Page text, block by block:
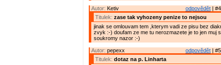
odpovědět |
Autor: Ketiv
Titulek: zase tak vyhozeny penize to nejsou
jinak se omlouvam tem ,kterym vadi ze pisu bez
zvyk :-) doufam ze me tu nerozmazete je to jen muj
soukromy nazor :-)
odpovědět |
Autor: pepexx
Titulek: dotaz na p. Linharta